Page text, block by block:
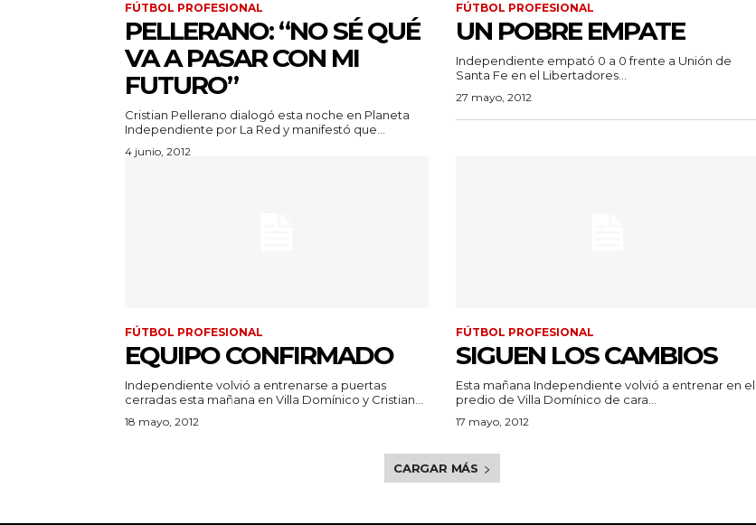
FÚTBOL PROFESIONAL
PELLERANO: “NO SÉ QUÉ
VA A PASAR CON MI
FUTURO”
Cristian Pellerano dialogó esta noche en Planeta
Independiente por La Red y manifestó que...
4 junio, 2012
FÚTBOL PROFESIONAL
UN POBRE EMPATE
Independiente empató 0 a 0 frente a Unión de
Santa Fe en el Libertadores...
27 mayo, 2012
FÚTBOL PROFESIONAL
EQUIPO CONFIRMADO
Independiente volvió a entrenarse a puertas
cerradas esta mañana en Villa Domínico y Cristian...
18 mayo, 2012
FÚTBOL PROFESIONAL
SIGUEN LOS CAMBIOS
Esta mañana Independiente volvió a entrenar en el
predio de Villa Domínico de cara...
17 mayo, 2012
CARGAR MÁS